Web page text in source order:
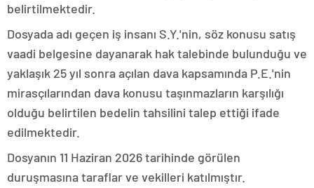
belirtilmektedir.
Dosyada adı geçen iş insanı S.Y.'nin, söz konusu satış
vaadi belgesine dayanarak hak talebinde bulunduğu ve
yaklaşık 25 yıl sonra açılan dava kapsamında P.E.'nin
mirasçılarından dava konusu taşınmazların karşılığı
olduğu belirtilen bedelin tahsilini talep ettiği ifade
edilmektedir.
Dosyanın 11 Haziran 2026 tarihinde görülen
duruşmasına taraflar ve vekilleri katılmıştır.